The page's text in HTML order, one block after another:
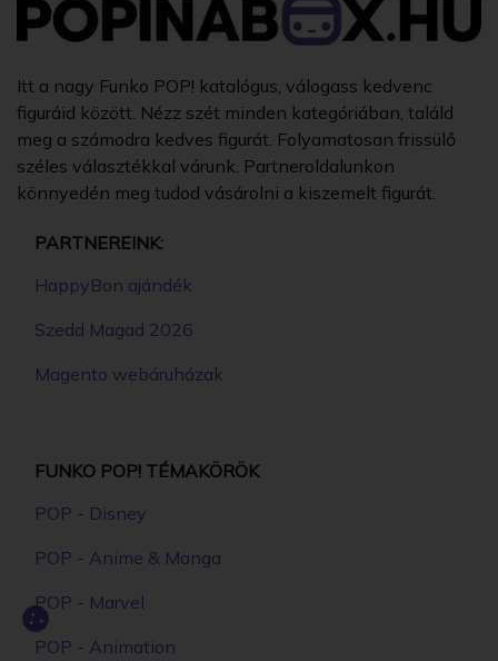
Itt a nagy Funko POP! katalógus, válogass kedvenc
figuráid között. Nézz szét minden kategóriában, találd
meg a számodra kedves figurát. Folyamatosan frissülő
széles választékkal várunk. Partneroldalunkon
könnyedén meg tudod vásárolni a kiszemelt figurát.
PARTNEREINK:
HappyBon ajándék
Szedd Magad 2026
Magento webáruházak
FUNKO POP! TÉMAKÖRÖK
POP - Disney
POP - Anime & Manga
POP - Marvel
POP - Animation